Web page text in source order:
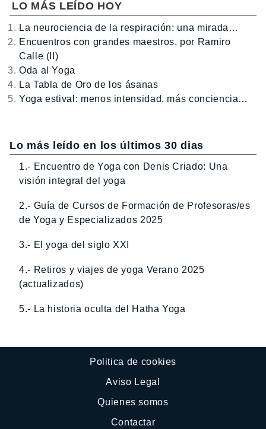
LO MÁS LEÍDO HOY
La neurociencia de la respiración: una mirada…
Encuentros con grandes maestros, por Ramiro
Calle (II)
Oda al Yoga
La Tabla de Oro de los ásanas
Yoga estival: menos intensidad, más conciencia…
Lo más leído en los últimos 30 dias
1.- Encuentro de Yoga con Denis Criado: Una
visión integral del yoga
2.- Guía de Cursos de Formación de Profesoras/es
de Yoga y Especializados 2025
3.- El yoga del siglo XXI
4.- Retiros y viajes de yoga Verano 2025
(actualizados)
5.- La historia oculta del Hatha Yoga
Politica de cookies
Aviso Legal
Quienes somos
Contactar